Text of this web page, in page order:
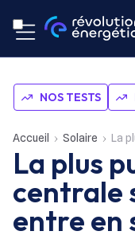
NOS TESTS
Accueil Solaire La
La plus
centrale
entre en